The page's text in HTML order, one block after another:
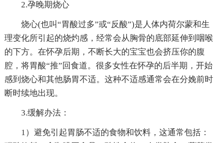
2.孕晚期烧心
烧心(也叫“胃酸过多”或“反酸”)是人体内荷尔蒙和生
理变化所引起的烧灼感，经常会从胸骨的底部延伸到咽喉
的下方。在怀孕后期，不断长大的宝宝也会挤压你的腹
腔，将胃酸“推”回食道。很多女性在怀孕的后半期，开始
感到烧心和其他肠胃不适。这种不适感通常会在分娩前时
断时续地出现。
3.缓解办法：
1）避免引起胃肠不适的食物和饮料，这通常包括：